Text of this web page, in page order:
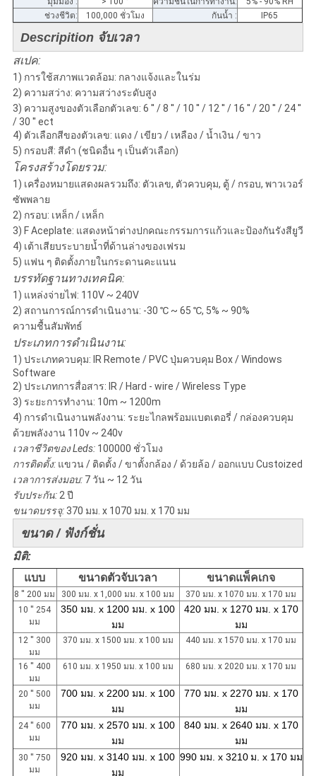
ช่วงชีวิต:
100,000 ชั่วโมง กันน้ำ : IP65
Descripition จับเวลา
สเปค:
1) การใช้สภาพแวดล้อม: กลางแจ้งและในร่ม
2) ความสว่าง: ความสว่างระดับสูง
3) ความสูงของตัวเลือกตัวเลข: 6 '' / 8 '' / 10 '' / 12 '' / 16 '' / 20 '' / 24 ''
/ 30 '' ect
4) ตัวเลือกสีของตัวเลข: แดง / เขียว / เหลือง / น้ำเงิน / ขาว
5) กรอบสี: สีดำ (ชนิดอื่น ๆ เป็นตัวเลือก)
โครงสร้างโดยรวม:
1) เครื่องหมายแสดงผลรวมถึง: ตัวเลข, ตัวควบคุม, ตู้ / กรอบ, พาวเวอร์
ซัพพลาย
2) กรอบ: เหล็ก / เหล็ก
3) F Aceplate: แสดงหน้าต่างปกคณะกรรมการแก้วและป้องกันรังสียูวี
4) เต้าเสียบระบายน้ำที่ด้านล่างของเฟรม
5) แฟน ๆ ติดตั้งภายในกระดานคะแนน
บรรทัดฐานทางเทคนิค:
1) แหล่งจ่ายไฟ: 110V ~ 240V
2) สถานการณ์การดำเนินงาน: -30 ℃ ~ 65 ℃, 5% ~ 90%
ความชื้นสัมพัทธ์
ประเภทการดำเนินงาน:
1) ประเภทควบคุม: IR Remote / PVC ปุ่มควบคุม Box / Windows
Software
2) ประเภทการสื่อสาร: IR / Hard - wire / Wireless Type
3) ระยะการทำงาน: 10m ~ 1200m
4) การดำเนินงานพลังงาน: ระยะไกลพร้อมแบตเตอรี่ / กล่องควบคุม
ด้วยพลังงาน 110v ~ 240v
เวลาชีวิตของ Leds:100000 ชั่วโมง
การติดตั้ง:แขวน / ติดตั้ง / ขาตั้งกล้อง / ด้วยล้อ / ออกแบบ Custoized
เวลาการส่งมอบ:7 วัน ~ 12 วัน
รับประกัน:2 ปี
ขนาดบรรจุ:370 มม. x 1070 มม. x 170 มม
ขนาด / ฟังก์ชั่น
มิติ:
แบบ
ขนาดตัวจับเวลา ขนาดแพ็คเกจ
8 '' 200 มม 300 มม. x 1,000 มม. x 100 มม
370 มม. x 1070 มม. x 170 มม
10 '' 254
มม
350 มม. x 1200 มม. x 100
มม
420 มม. x 1270 มม. x 170
มม
12 '' 300
มม
370 มม. x 1500 มม. x 100 มม 440 มม. x 1570 มม. x 170 มม
16 '' 400
มม
610 มม. x 1950 มม. x 100 มม 680 มม. x 2020 มม. x 170 มม
20 '' 500
มม
700 มม. x 2200 มม. x 100
มม
770 มม. x 2270 มม. x 170
มม
24 '' 600
มม
770 มม. x 2570 มม. x 100
มม
840 มม. x 2640 มม. x 170
มม
30 '' 750
มม
920 มม. x 3140 มม. x 100
มม
990 มม. x 3210ม. x 170 มม